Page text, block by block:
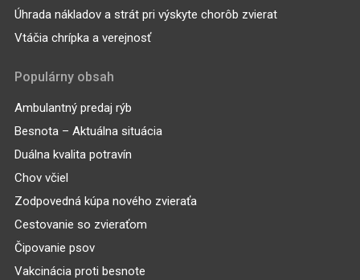
Úhrada nákladov a strát pri výskyte chorôb zvierat
Vtáčia chrípka a verejnosť
Populárny obsah
Ambulantný predaj rýb
Besnota – Aktuálna situácia
Duálna kvalita potravín
Chov včiel
Zodpovedná kúpa nového zvieraťa
Cestovanie so zvieraťom
Čipovanie psov
Vakcinácia proti besnote